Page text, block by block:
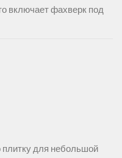
включает фахверк под
для небольшой